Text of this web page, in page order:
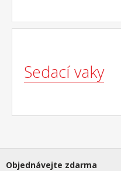
Sedací vaky
Objednávejte zdarma